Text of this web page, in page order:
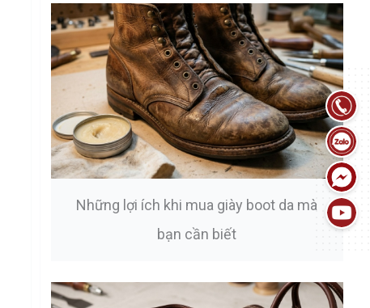
Những lợi ích khi mua giày boot da mà
bạn cần biết